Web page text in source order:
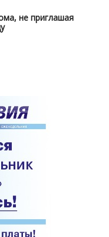
не приглашая